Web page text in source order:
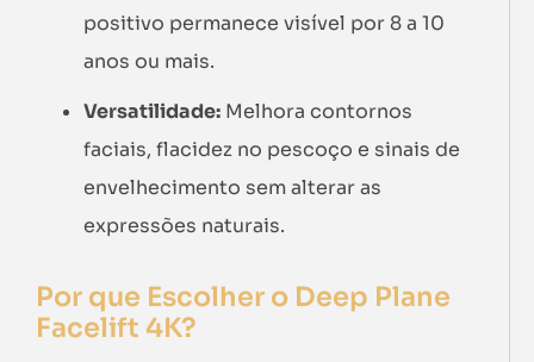
positivo permanece visível por 8 a 10
anos ou mais.
Versatilidade: Melhora contornos
faciais, flacidez no pescoço e sinais de
envelhecimento sem alterar as
expressões naturais.
Por que Escolher o Deep Plane
Facelift 4K?